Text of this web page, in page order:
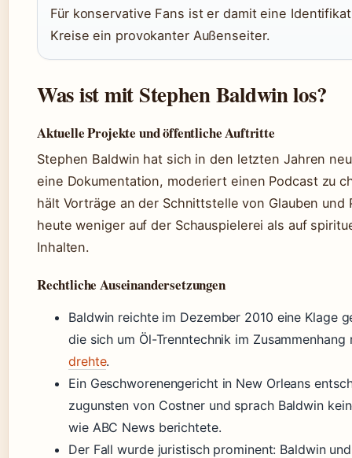
Für konservative Fans ist er damit eine
Kreise ein provokanter Außenseiter.
Was ist mit Stephen Baldwin los?
Aktuelle Projekte und öffentliche Auftritte
Stephen Baldwin hat sich in den letzten Jahren
eine Dokumentation, moderiert einen Podcast zu
hält Vorträge an der Schnittstelle von Glauben und
heute weniger auf der Schauspielerei als auf
Inhalten.
Rechtliche Auseinandersetzungen
Baldwin reichte im Dezember 2010 eine Klage
die sich um Öl-Trenntechnik im
drehte.
Ein Geschworenengericht in New Orleans
zugunsten von Costner und sprach Baldwin
wie ABC News berichtete.
Der Fall wurde juristisch prominent: Baldwin